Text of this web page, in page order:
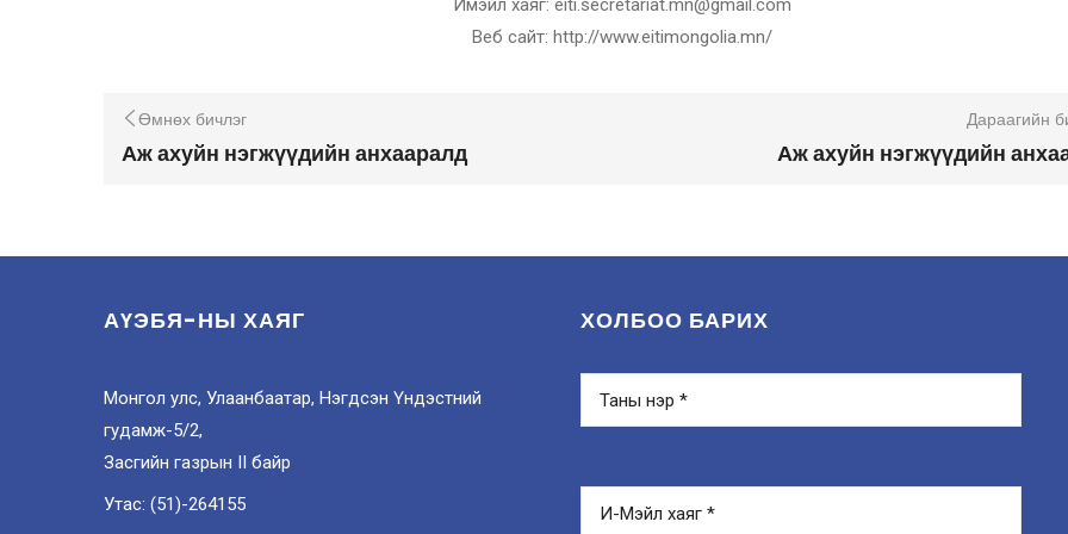
Веб сайт: http://www.eitimongolia.mn/
Өмнөх бичлэг
Аж ахуйн нэгжүүдийн анхааралд
Дараагийн
Аж ахуйн нэгжүүдийн
АҮЭБЯ-НЫ ХАЯГ
Монгол улс, Улаанбаатар, Нэгдсэн Үндэстний
гудамж-5/2,
Засгийн газрын II байр
Утас: (51)-264155
ХОЛБОО БАРИХ